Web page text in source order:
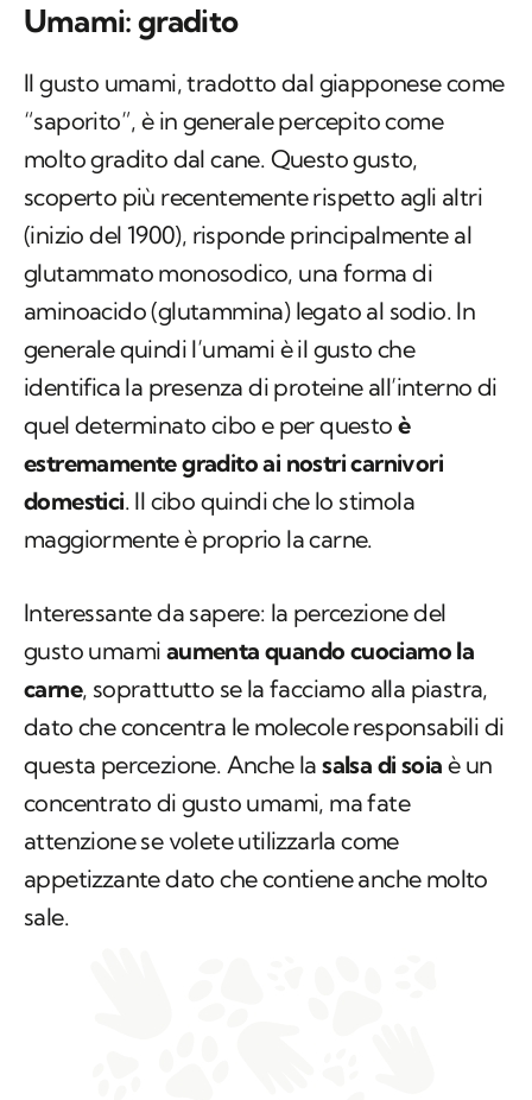
Umami: gradito
Il gusto umami, tradotto dal giapponese come
“saporito”, è in generale percepito come
molto gradito dal cane. Questo gusto,
scoperto più recentemente rispetto agli altri
(inizio del 1900), risponde principalmente al
glutammato monosodico, una forma di
aminoacido (glutammina) legato al sodio. In
generale quindi l’umami è il gusto che
identifica la presenza di proteine all’interno di
quel determinato cibo e per questo è
estremamente gradito ai nostri carnivori
domestici. Il cibo quindi che lo stimola
maggiormente è proprio la carne.
Interessante da sapere: la percezione del
gusto umami aumenta quando cuociamo la
carne, soprattutto se la facciamo alla piastra,
dato che concentra le molecole responsabili di
questa percezione. Anche lasalsa di soia è un
concentrato di gusto umami, ma fate
attenzione se volete utilizzarla come
appetizzante dato che contiene anche molto
sale.